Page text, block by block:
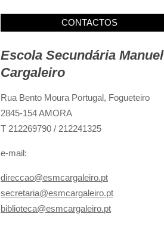
CONTACTOS
Escola Secundária Manuel
Cargaleiro
Rua Bento Moura Portugal, Fogueteiro
2845-154 AMORA
T 212269790 / 212241325
e-mail:
direccao@esmcargaleiro.pt
secretaria@esmcargaleiro.pt
biblioteca@esmcargaleiro.pt